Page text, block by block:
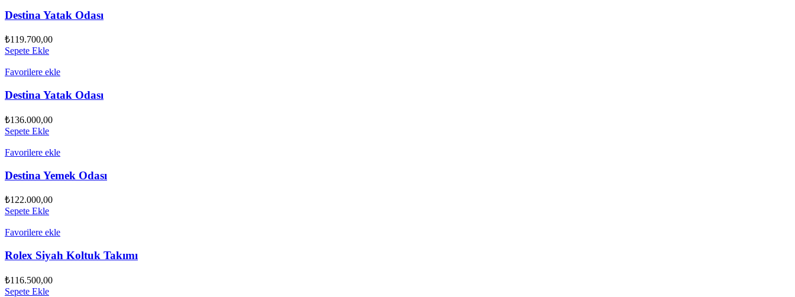
Destina Yatak Odası
₺119.700,00
Sepete Ekle
Favorilere ekle
Destina Yatak Odası
₺136.000,00
Sepete Ekle
Favorilere ekle
Destina Yemek Odası
₺122.000,00
Sepete Ekle
Favorilere ekle
Rolex Siyah Koltuk Takımı
₺116.500,00
Sepete Ekle